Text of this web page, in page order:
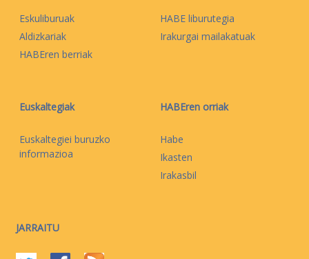
Eskuliburuak
Aldizkariak
HABEren berriak
HABE liburutegia
Irakurgai mailakatuak
Euskaltegiak
Euskaltegiei buruzko
informazioa
HABEren orriak
Habe
Ikasten
Irakasbil
JARRAITU